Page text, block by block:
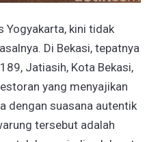
Yogyakarta, kini tidak
Di Bekasi, tepatnya
Jatiasih, Kota Bekasi,
yang menyajikan
dengan suasana autentik
tersebut adalah